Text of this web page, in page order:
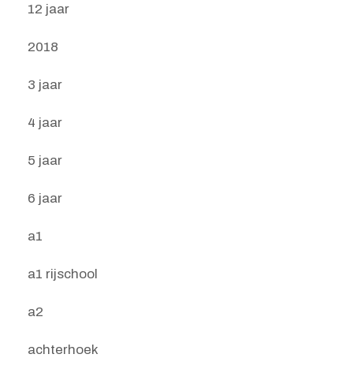
12 jaar
2018
3 jaar
4 jaar
5 jaar
6 jaar
a1
a1 rijschool
a2
achterhoek